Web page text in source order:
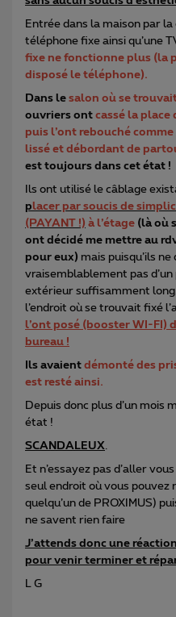
Entrée dans la maison par
téléphone fixe ainsi qu’une
fixe ne fonctionne plus (la
disposé le téléphone).
Dans le salon où se
ouvriers ont cassé la
puis l’ont rebouché
lissé et débordant de
est toujours dans cet état !
Ils ont utilisé le câblage
p lacer par soucis de
(PAYANT !) à l’étage (là où
ont décidé me mettre au
pour eux) mais puisqu’ils
vraisemblablement pas
extérieur suffisamment
l’endroit où se trouvait fixé
l’ont posé (booster WI-FI)
bureau !
Ils avaient démonté des
est resté ainsi.
Depuis donc plus d’un
état !
SCANDALEUX
Et n’essayez pas d’aller
seul endroit où vous
quelqu’un de PROXIMUS)
ne savent rien faire
J’attends donc une
pour venir terminer et
L G